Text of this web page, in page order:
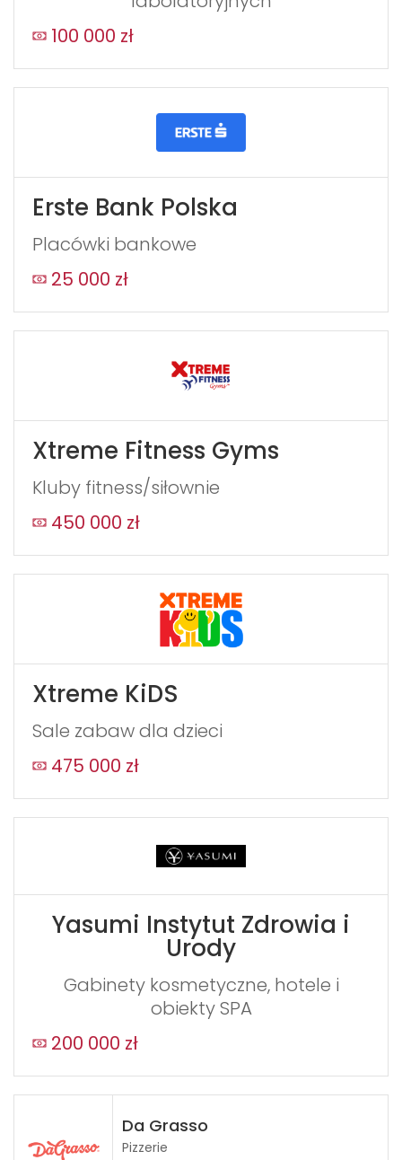
100 000 zł
Erste Bank Polska
Placówki bankowe
25 000 zł
Xtreme Fitness Gyms
Kluby fitness/siłownie
450 000 zł
Xtreme KiDS
Sale zabaw dla dzieci
475 000 zł
Yasumi Instytut Zdrowia i
Urody
Gabinety kosmetyczne, hotele i
obiekty SPA
200 000 zł
Da Grasso
Pizzerie